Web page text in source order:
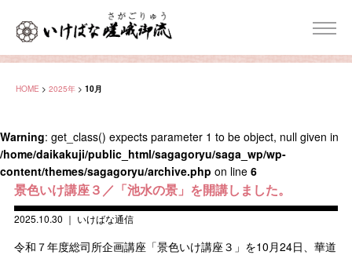
HOME > 2025年 > 10月
Warning: get_class() expects parameter 1 to be object, null given in
/home/daikakuji/public_html/sagagoryu/saga_wp/wp-
content/themes/sagagoryu/archive.php on line 6
景色いけ講座３／「池水の景」を開講しました。
2025.10.30 ｜ いけばな通信
令和７年度総司所企画講座「景色いけ講座３」を10月24日、華道